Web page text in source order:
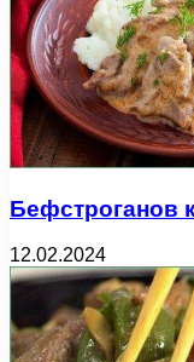
Бефстроганов
12.02.2024